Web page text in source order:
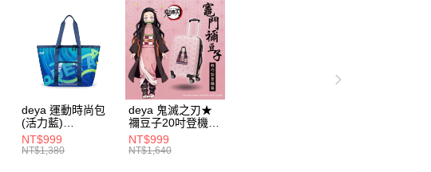
３．收到繳費通知簡訊後14天內，點擊此簡訊中的連結，可透過四大超商
／ATM／網路銀行／等多元方式進行付款，方視為交易完成。
※ 請注意：結帳手續完成當下不需立刻繳費，但若您需要取消訂單，請聯
絡購買商品的店家。未經商家同意取消之訂單仍視為有效，需透過AFTEE
先享後付繳納相關費用。
※ 交易是否成功請以「AFTEE先享後付 」之結帳頁面顯示為準，若有關於
是否繳費成功／繳費後需取消欲退款等相關疑問，請聯繫「AFTEE先享後
付客戶支援中心」https://netprotections.freshdesk.com/support/home
【注意事項】
１．透過由恩沛科技股份有限公司提供之「AFTEE先享後付」服務完成之
每筆NT$90，滿NT$990(含以上)免運費
【宅配】
每筆NT$90，滿NT$490(含以上)免運費
deya 運動時尚包
(活力藍)
-62507085531
NT$999
NT$1,380
deya 鬼滅之刃★
禰豆子20吋登機箱
21300915
NT$999
NT$1,640